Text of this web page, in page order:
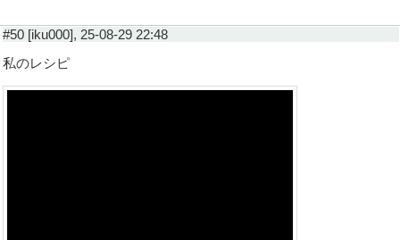
#50 [iku000], 25-08-29 22:48
私のレシピ